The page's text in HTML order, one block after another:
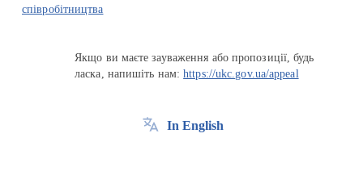
співробітництва
Якщо ви маєте зауваження або пропозиції, будь
ласка, напишіть нам:https://ukc.gov.ua/appeal
In English